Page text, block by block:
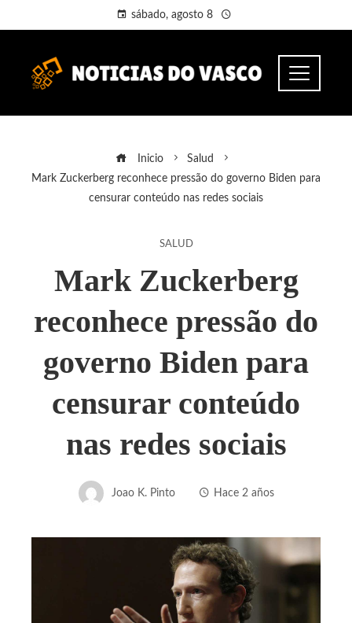
sábado, agosto 8
Inicio
Salud
Mark Zuckerberg reconhece pressão do governo Biden para
censurar conteúdo nas redes sociais
SALUD
Mark Zuckerberg
reconhece pressão do
governo Biden para
censurar conteúdo
nas redes sociais
Joao K. Pinto Hace 2 años